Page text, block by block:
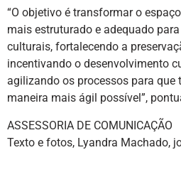
“O objetivo é transformar o
mais estruturado e adequado
culturais, fortalecendo a
incentivando o desenvolvimento
agilizando os processos para que
maneira mais ágil possível”,
ASSESSORIA DE COMUNICAÇÃO
Texto e fotos, Lyandra Machado,